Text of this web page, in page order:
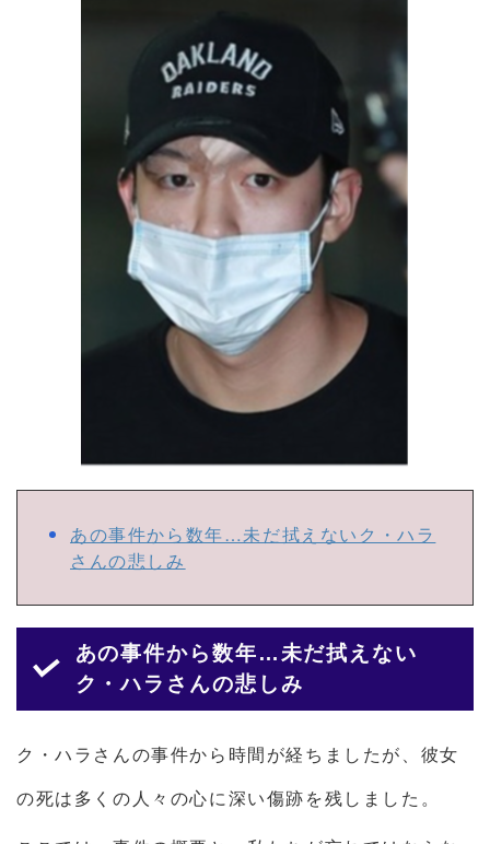
あの事件から数年…未だ拭えないク・ハラ
さんの悲しみ
あの事件から数年…未だ拭えない
ク・ハラさんの悲しみ
ク・ハラさんの事件から時間が経ちましたが、彼女
の死は多くの人々の心に深い傷跡を残しました。